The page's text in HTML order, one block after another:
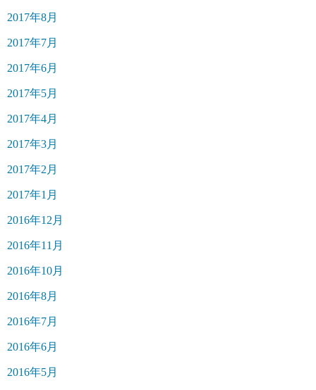
2017年8月
2017年7月
2017年6月
2017年5月
2017年4月
2017年3月
2017年2月
2017年1月
2016年12月
2016年11月
2016年10月
2016年8月
2016年7月
2016年6月
2016年5月